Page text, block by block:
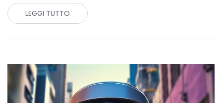
LEGGI TUTTO